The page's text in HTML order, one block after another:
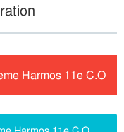
Harmos 11e C.O